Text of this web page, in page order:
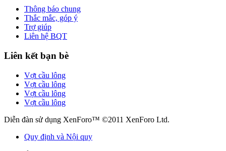
Thông báo chung
Thắc mắc, góp ý
Trợ giúp
Liên hệ BQT
Liên kết bạn bè
Vợt cầu lông
Vợt cầu lông
Vợt cầu lông
Vợt cầu lông
Diễn đàn sử dụng XenForo™ ©2011 XenForo Ltd.
Quy định và Nội quy